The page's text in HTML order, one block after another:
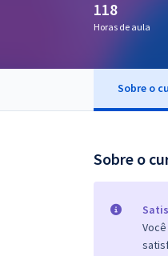
Questões grátis
118
Horas de aula
Sobre o
Sobre o